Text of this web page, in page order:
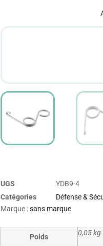
UGS
YDB9-4
Catégories
Défense &
Marque :sans marque
Poids 0,05 kg